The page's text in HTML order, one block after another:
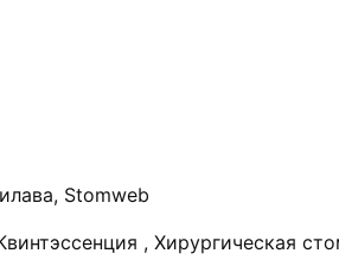
Stomweb
, Хирургическая